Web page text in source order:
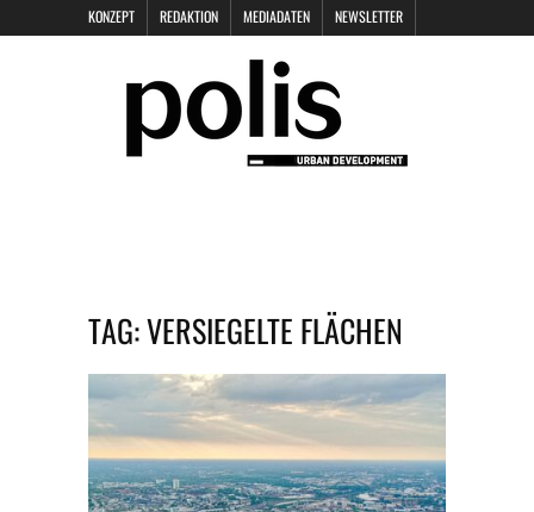
KONZEPT REDAKTION MEDIADATEN NEWSLETTER
DATENSCHUTZ
TAG:VERSIEGELTE FLÄCHEN